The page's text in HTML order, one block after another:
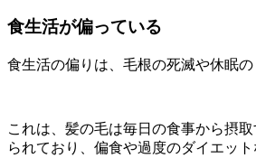
食生活が偏っている
食生活の偏りは、毛根の死滅や休眠の
これは、髪の毛は毎日の食事から摂
られており、偏食や過度のダイエッ